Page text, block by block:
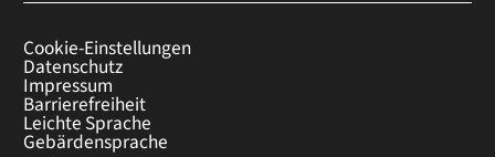
Cookie-Einstellungen
Datenschutz
Impressum
Barrierefreiheit
Leichte Sprache
Gebärdensprache